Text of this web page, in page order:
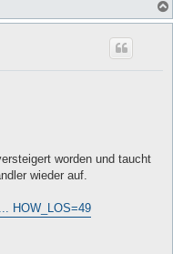
worden und taucht
wieder auf.
HOW_LOS=49